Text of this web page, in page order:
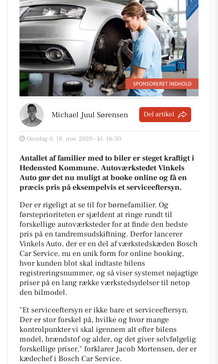
Michael Juul Sørensen Del artikel
Onsdag d. 18. nov. 2020 - kl. 16:30
Antallet af familier med to biler er steget kraftigt i
Hedensted Kommune. Autoværkstedet Vinkels
Auto gør det nu muligt at booke online og få en
præcis pris på eksempelvis et serviceeftersyn.
Der er rigeligt at se til for børnefamilier. Og
førsteprioriteten er sjældent at ringe rundt til
forskellige autoværksteder for at finde den bedste
pris på en tandremsudskiftning. Derfor lancerer
Vinkels Auto, der er en del af værkstedskæden Bosch
Car Service, nu en unik form for online booking,
hvor kunden blot skal indtaste bilens
registreringsnummer, og så viser systemet nøjagtige
priser på en lang række værkstedsydelser til netop
den bilmodel.
"Et serviceeftersyn er ikke bare et serviceeftersyn.
Der er stor forskel på, hvilke og hvor mange
kontrolpunkter vi skal igennem alt efter bilens
model, brændstof og alder, og det giver selvfølgelig
forskellige priser," forklarer Jacob Mortensen, der er
kædechef i Bosch Car Service.